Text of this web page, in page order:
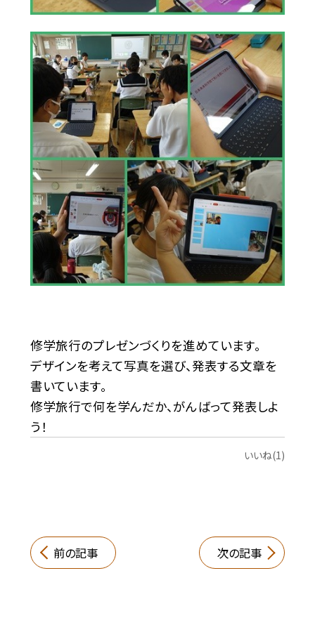
修学旅行のプレゼンづくりを進めています。
デザインを考えて写真を選び、発表する文章を
書いています。
修学旅行で何を学んだか、がんばって発表しよ
う！
いいね(1)
前の記事 次の記事